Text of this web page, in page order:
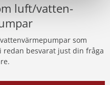
luft/vatten-
som
redan besvarat just din fråga